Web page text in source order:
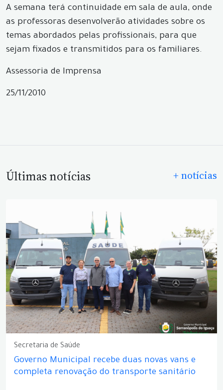
A semana terá continuidade em sala de aula, onde
as professoras desenvolverão atividades sobre os
temas abordados pelas profissionais, para que
sejam fixados e transmitidos para os familiares.
Assessoria de Imprensa
25/11/2010
Últimas notícias + notícias
Secretaria de Saúde
Governo Municipal recebe duas novas vans e
completa renovação do transporte sanitário